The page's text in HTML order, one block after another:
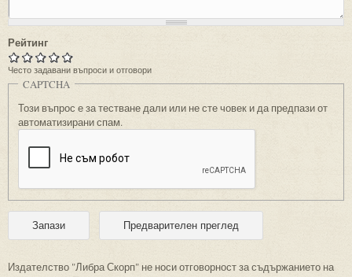
Рейтинг
Често задавани въпроси и отговори
CAPTCHA
Този въпрос е за тестване дали или не сте човек и да предпази от
автоматизирани спам.
Издателство "Либра Скорп" не носи отговорност за съдържанието на